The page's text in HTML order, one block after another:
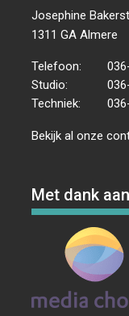
Josephine
1311 GA Almere
Telefoon:
Studio:
Techniek:
Bekijk al onze
Met dank aan